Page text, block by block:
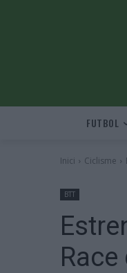
FUTBOL
Inici Ciclisme
BTT
Race